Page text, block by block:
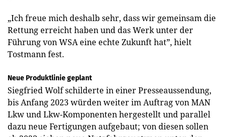
„Ich freue mich deshalb sehr, dass wir gemeinsam die
Rettung erreicht haben und das Werk unter der
Führung von WSA eine echte Zukunft hat”, hielt
Tostmann fest.
Neue Produktlinie geplant
Siegfried Wolf schilderte in einer Presseaussendung,
bis Anfang 2023 würden weiter im Auftrag von MAN
Lkw und Lkw-Komponenten hergestellt und parallel
dazu neue Fertigungen aufgebaut; von diesen sollen